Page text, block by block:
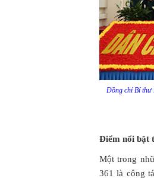
Đồng chí Bí thư
Điểm nổi bật
Một trong
361 là công